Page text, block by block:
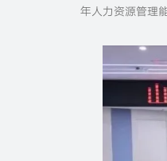
年人力资源管理